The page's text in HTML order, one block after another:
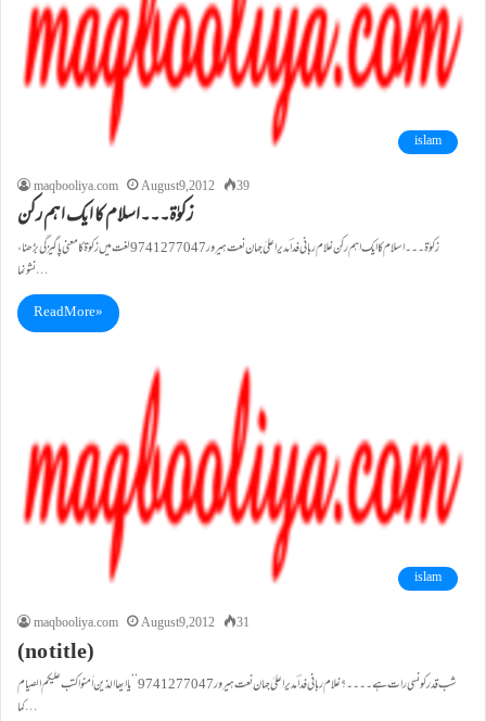
islam
maqbooliya.com
August 9, 2012 39
زکوٰۃ۔۔۔اسلام کا ایک اہم رکن
زکوٰۃ۔۔۔اسلام کا ایک اہم رکن غلام ربانی فداؔ مدیراعلیٰ جہان نعت ہیرور9741277047 لغت میں زکوٰۃ کا معنی پاگیزگی بڑھنا،
نشونما…
Read More »
islam
maqbooliya.com
August 9, 2012 31
(no title)
شب قدر کونسی رات ہے۔۔۔۔؟ غلام ربانی فداؔ مدیراعلیٰ جہان نعت ہیرور9741277047 ’’یا ایھا الذین اٰمنوا کتب علیکم الصیام
کما…